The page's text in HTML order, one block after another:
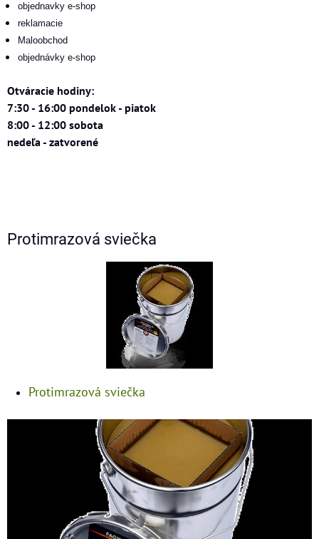
objednavky e-shop
reklamacie
Maloobchod
objednávky e-shop
Otváracie hodiny:
7:30 - 16:00 pondelok - piatok
8:00 - 12:00 sobota
nedeľa - zatvorené
Protimrazová sviečka
Protimrazová sviečka